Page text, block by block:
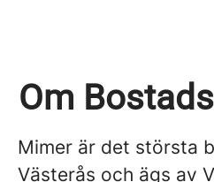
Om
Mimer är det största
Västerås och ägs av